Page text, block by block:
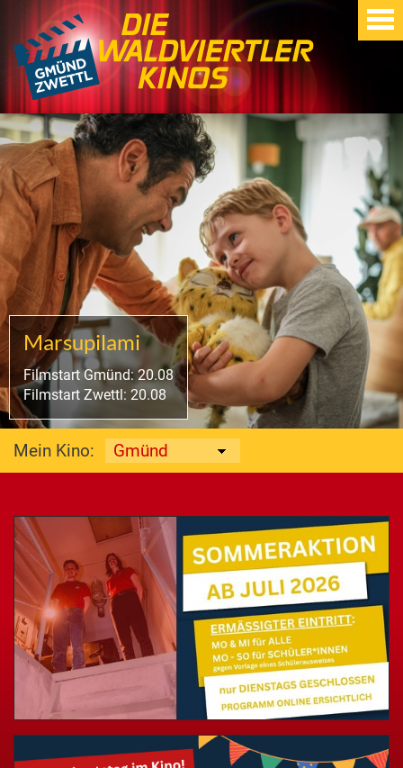
Marsupilami
Filmstart Gmünd: 20.08
Filmstart Zwettl: 20.08
Mein Kino: